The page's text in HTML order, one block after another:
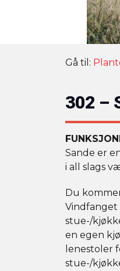
Gå til:
302 –
Sande er
i all slags
Du
Vindfanget
stue-/
en egen
lenestoler
stue-/